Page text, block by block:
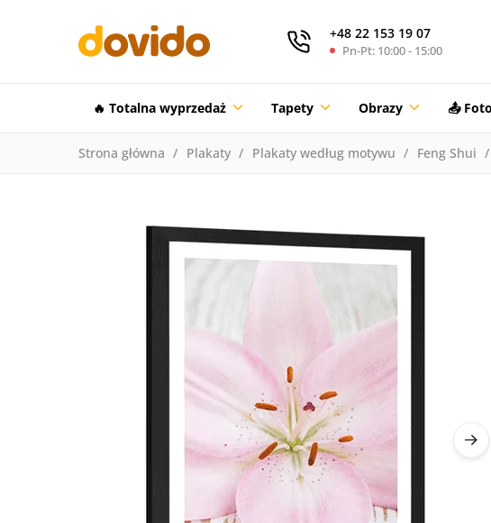
+48 22 153 19 07
Pn-Pt: 10:00 - 15:00
🔥 Totalna wyprzedaż Tapety Obrazy 📤
Strona główna Plakaty Plakaty według motywu Feng Shui